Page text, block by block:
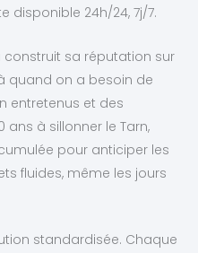
disponible 24h/24, 7j/7.
construit sa réputation sur
quand on a besoin de
entretenus et des
ans à sillonner le Tarn,
pour anticiper les
fluides, même les jours
standardisée. Chaque